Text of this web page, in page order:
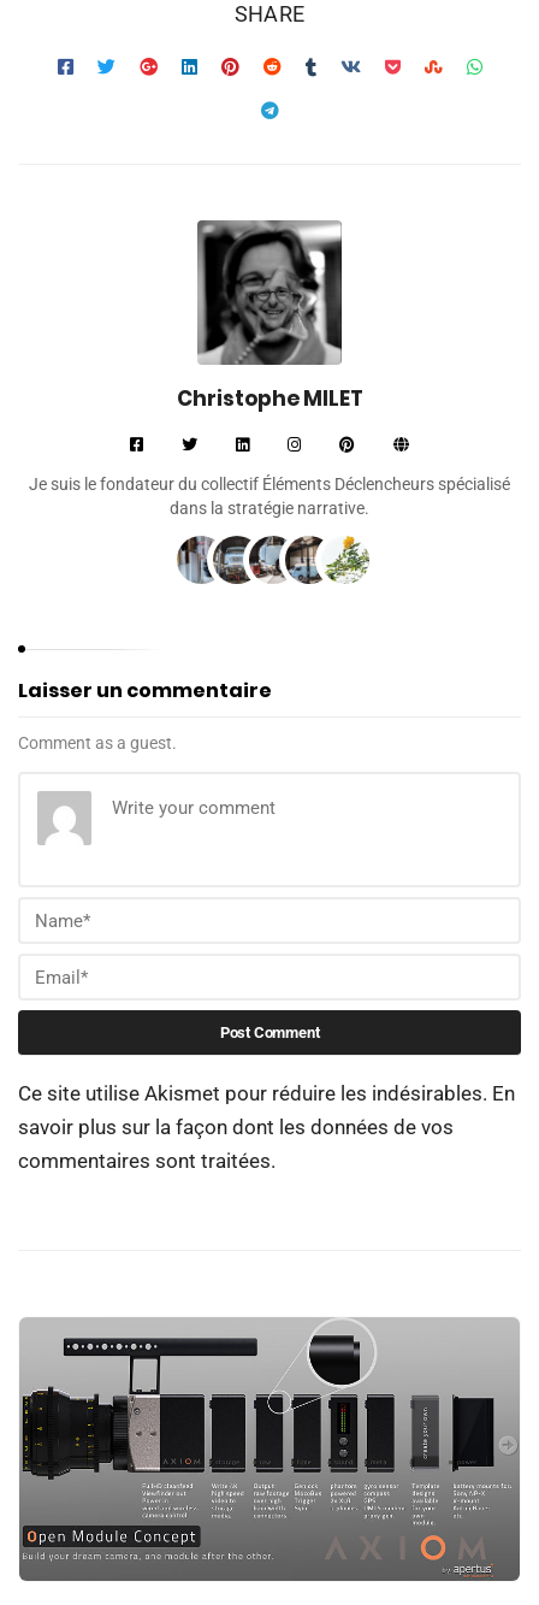
SHARE
Christophe MILET
Je suis le fondateur du collectif Éléments Déclencheurs spécialisé
dans la stratégie narrative.
Laisser un commentaire
Comment as a guest.
Ce site utilise Akismet pour réduire les indésirables. En
savoir plus sur la façon dont les données de vos
commentaires sont traitées.